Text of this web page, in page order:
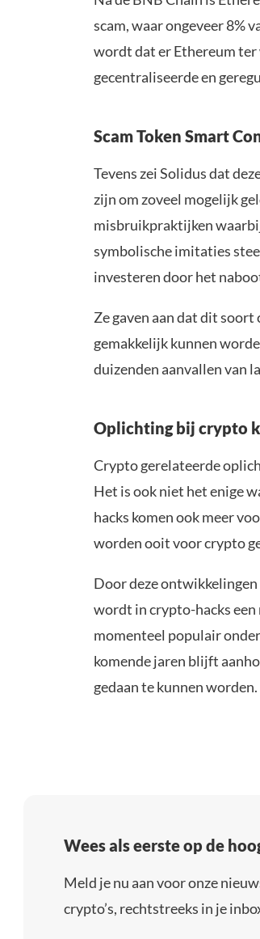
scam, waar ongeveer 8%
wordt dat er Ethereum
gecentraliseerde en
Scam Token Smart
Tevens zei Solidus dat
zijn om zoveel mogelijk
misbruikpraktijken
symbolische imitaties
investeren door het
Ze gaven aan dat dit
gemakkelijk kunnen
duizenden aanvallen van
Oplichting bij crypto
Crypto gerelateerde
Het is ook niet het enige
hacks komen ook meer
worden ooit voor crypto
Door deze ontwikkelingen
wordt in crypto-hacks een
momenteel populair
komende jaren blijft
gedaan te kunnen worden.
Wees als eerste op de
Meld je nu aan voor onze
crypto’s, rechtstreeks in je